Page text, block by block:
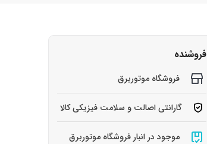
فروشنده
فروشگاه موتوربرق
گارانتی اصالت و سلامت فیزیکی کالا
موجود در انبار فروشگاه موتوربرق